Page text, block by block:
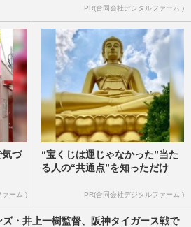
PR(合同会社デジタルファーム )
気づ
ァーム )
“宝くじは運じゃなかった”当た
る人の“共通点”を知っただけ
PR(合同会社デジタルファーム )
・井上一樹監督、阪神タイガース戦で